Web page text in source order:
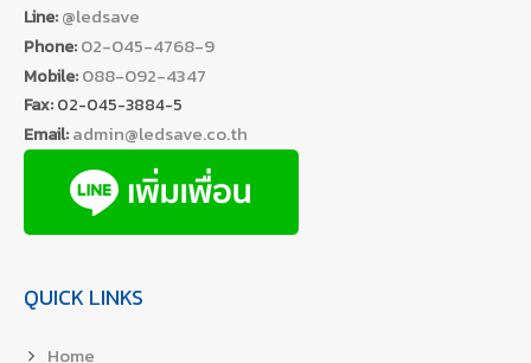
Line:@ledsave
Phone:02-045-4768-9
Mobile:088-092-4347
Fax:02-045-3884-5
Email:admin@ledsave.co.th
QUICK LINKS
Home